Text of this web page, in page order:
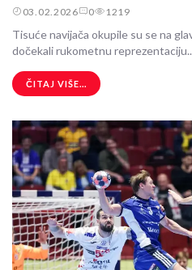
03.02.2026 0 1219
Tisuće navijača okupile su se na
dočekali rukometnu reprezentaciju..
ČITAJ VIŠE...